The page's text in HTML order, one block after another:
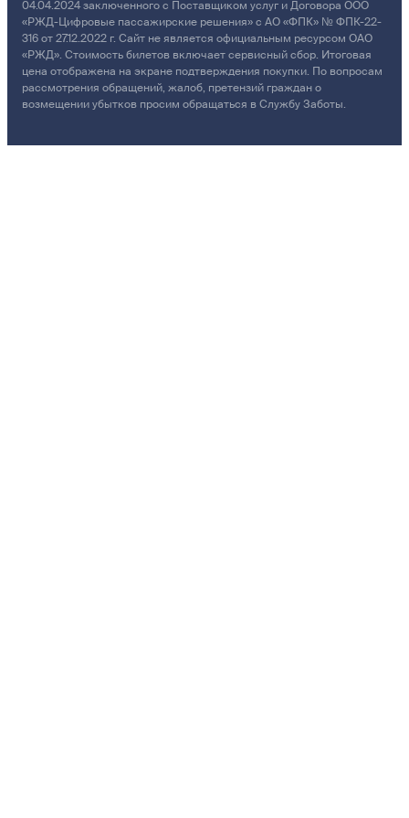
04.04.2024 заключенного с Поставщиком услуг и Договора ООО
«РЖД-Цифровые пассажирские решения» с АО «ФПК» № ФПК-22-
316 от 27.12.2022 г. Сайт не является официальным ресурсом ОАО
«РЖД». Стоимость билетов включает сервисный сбор. Итоговая
цена отображена на экране подтверждения покупки. По вопросам
рассмотрения обращений, жалоб, претензий граждан о
возмещении убытков просим обращаться в Службу Заботы.